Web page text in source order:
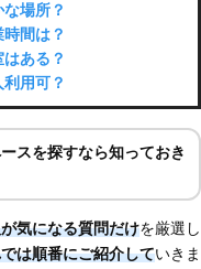
場所？
間は？
ある？
用可？
スを探すなら知っておき
気になる質問だけを厳選し
は順番にご紹介していきま